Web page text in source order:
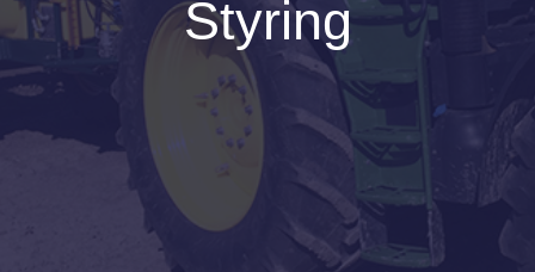
Styring